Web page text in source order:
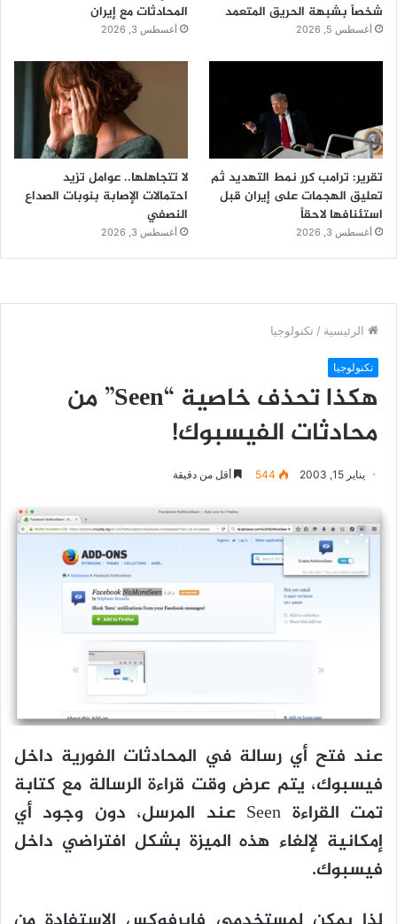
شخصاً بشبهة الحريق المتعمد
أغسطس 5, 2026
المحادثات مع إيران
أغسطس 3, 2026
تقرير: ترامب كرر نمط التهديد ثم
تعليق الهجمات على إيران قبل
استئنافها لاحقاً
أغسطس 3, 2026
لا تتجاهلها.. عوامل تزيد
احتمالات الإصابة بنوبات الصداع
النصفي
أغسطس 3, 2026